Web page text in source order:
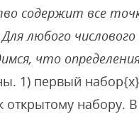
содержит все
любого
что
1) первый
открытому набору. В